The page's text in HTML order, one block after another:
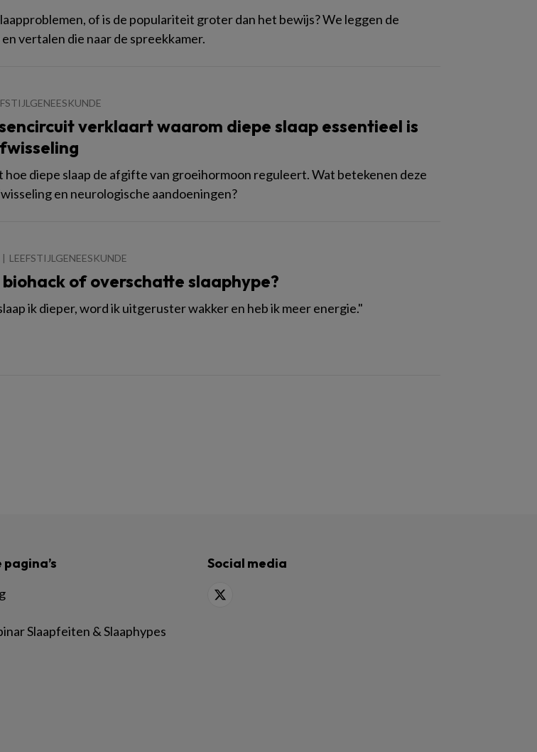
of is de populariteit groter dan het bewijs? We leggen de
vertalen die naar de spreekkamer.
verklaart waarom diepe slaap essentieel is
diepe slaap de afgifte van groeihormoon reguleert. Wat betekenen deze
en neurologische aandoeningen?
LEEFSTIJLGENEESKUNDE
of overschatte slaaphype?
ik dieper, word ik uitgeruster wakker en heb ik meer energie."
Slaapfeiten & Slaaphypes
Social media